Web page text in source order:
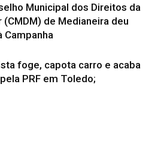
Municipal dos Direitos da
(CMDM) de Medianeira deu
Campanha
foge, capota carro e acaba
PRF em Toledo;